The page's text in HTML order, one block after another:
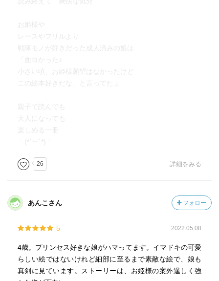
お姫様や
レースやフリルより
戦隊モノが好きだった成人済みの娘は
「面白かった♪
小さい頃、お姫様願望はなかったけど
この絵本好きだな」と言ってたょ
親子で読んでも
大人になっても
楽しめる一冊
╰(*´︶`*)╯
26 詳細をみる
あんこさん フォロー
5 2022.05.08
4歳。プリンセス好きな娘がハマってます。イマドキの可愛
らしい絵ではないけれど細部に至るまで素敵な絵で、娘も
真剣に見ています。ストーリーは、お姫様の案外逞しく強